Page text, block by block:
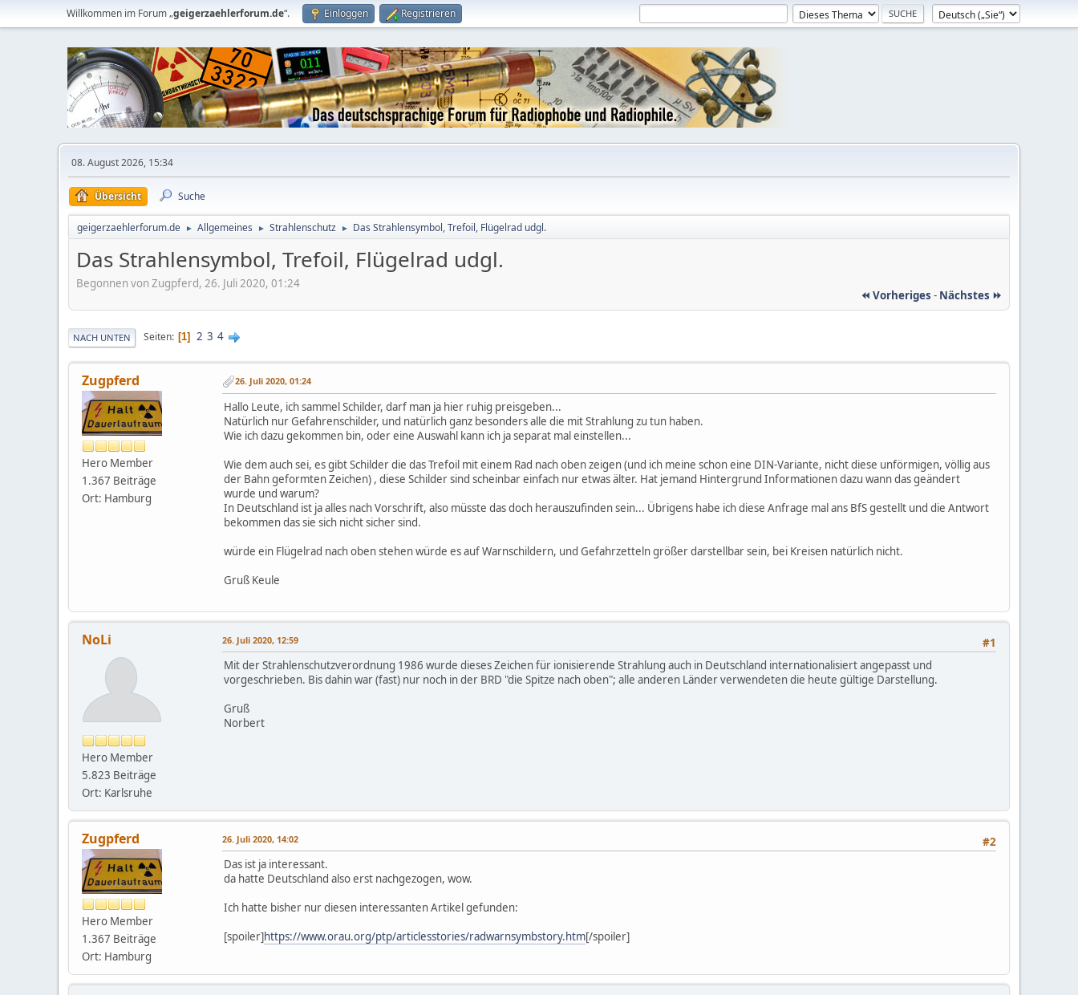
Willkommen im Forum „geigerzaehlerforum.de“. Einloggen Registrieren
08. August 2026, 15:34
Übersicht Suche
geigerzaehlerforum.de ► Allgemeines ► Strahlenschutz ► Das Strahlensymbol, Trefoil, Flügelrad udgl.
Das Strahlensymbol, Trefoil, Flügelrad udgl.
Begonnen von Zugpferd, 26. Juli 2020, 01:24
⏪ Vorheriges - Nächstes ⏩
NACH UNTEN Seiten 1 2 3 4
Zugpferd
Hero Member
1.367 Beiträge
Ort: Hamburg
26. Juli 2020, 01:24
Hallo Leute, ich sammel Schilder, darf man ja hier ruhig preisgeben...
Natürlich nur Gefahrenschilder, und natürlich ganz besonders alle die mit Strahlung zu tun haben.
Wie ich dazu gekommen bin, oder eine Auswahl kann ich ja separat mal einstellen...
Wie dem auch sei, es gibt Schilder die das Trefoil mit einem Rad nach oben zeigen (und ich meine schon eine DIN-Variante, nicht diese unförmigen, völlig aus
der Bahn geformten Zeichen) , diese Schilder sind scheinbar einfach nur etwas älter. Hat jemand Hintergrund Informationen dazu wann das geändert
wurde und warum?
In Deutschland ist ja alles nach Vorschrift, also müsste das doch herauszufinden sein... Übrigens habe ich diese Anfrage mal ans BfS gestellt und die Antwort
bekommen das sie sich nicht sicher sind.
würde ein Flügelrad nach oben stehen würde es auf Warnschildern, und Gefahrzetteln größer darstellbar sein, bei Kreisen natürlich nicht.
Gruß Keule
NoLi
Hero Member
5.823 Beiträge
Ort: Karlsruhe
#1
26. Juli 2020, 12:59
Mit der Strahlenschutzverordnung 1986 wurde dieses Zeichen für ionisierende Strahlung auch in Deutschland internationalisiert angepasst und
vorgeschrieben. Bis dahin war (fast) nur noch in der BRD "die Spitze nach oben"; alle anderen Länder verwendeten die heute gültige Darstellung.
Gruß
Norbert
Zugpferd
Hero Member
1.367 Beiträge
Ort: Hamburg
#2
26. Juli 2020, 14:02
Das ist ja interessant.
da hatte Deutschland also erst nachgezogen, wow.
Ich hatte bisher nur diesen interessanten Artikel gefunden:
[spoiler]https://www.orau.org/ptp/articlesstories/radwarnsymbstory.htm[/spoiler]